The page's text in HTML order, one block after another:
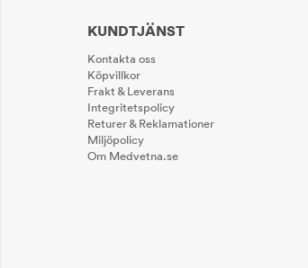
KUNDTJÄNST
Kontakta oss
Köpvillkor
Frakt & Leverans
Integritetspolicy
Returer & Reklamationer
Miljöpolicy
Om Medvetna.se